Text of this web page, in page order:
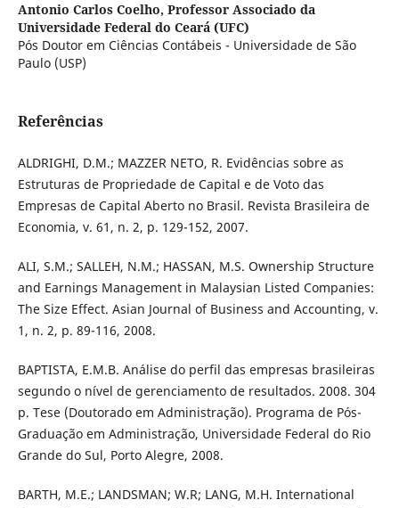
Antonio Carlos Coelho, Professor Associado da
Universidade Federal do Ceará (UFC)
Pós Doutor em Ciências Contábeis - Universidade de São
Paulo (USP)
Referências
ALDRIGHI, D.M.; MAZZER NETO, R. Evidências sobre as
Estruturas de Propriedade de Capital e de Voto das
Empresas de Capital Aberto no Brasil. Revista Brasileira de
Economia, v. 61, n. 2, p. 129-152, 2007.
ALI, S.M.; SALLEH, N.M.; HASSAN, M.S. Ownership Structure
and Earnings Management in Malaysian Listed Companies:
The Size Effect. Asian Journal of Business and Accounting, v.
1, n. 2, p. 89-116, 2008.
BAPTISTA, E.M.B. Análise do perfil das empresas brasileiras
segundo o nível de gerenciamento de resultados. 2008. 304
p. Tese (Doutorado em Administração). Programa de Pós-
Graduação em Administração, Universidade Federal do Rio
Grande do Sul, Porto Alegre, 2008.
BARTH, M.E.; LANDSMAN; W.R; LANG, M.H. International